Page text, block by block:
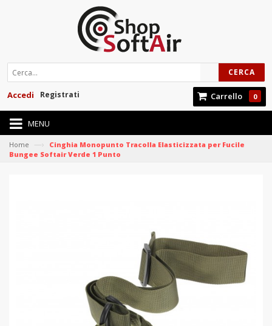
CERCA
Carrello 0
Registrati
Accedi
MENU
Home —›
Cinghia Monopunto Tracolla Elasticizzata per Fucile
Bungee Softair Verde 1 Punto